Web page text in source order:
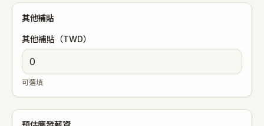
其他補貼
其他補貼（TWD）
可選填